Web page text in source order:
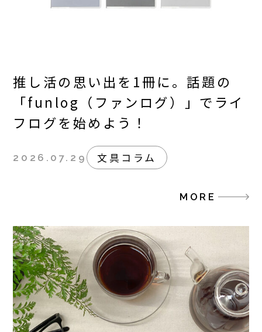
推し活の思い出を1冊に。話題の
「funlog（ファンログ）」でライ
フログを始めよう！
2026.07.29 文具コラム
MORE